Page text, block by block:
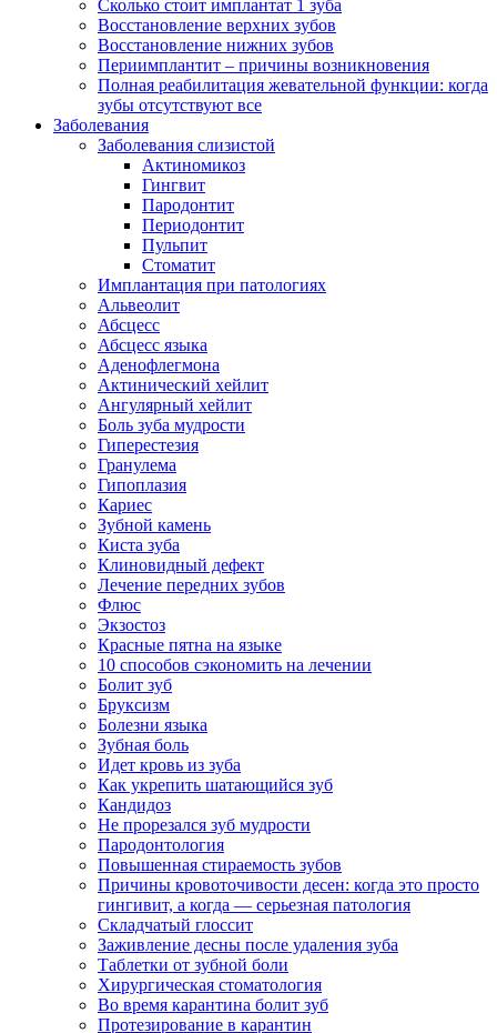
Сколько стоит имплантат 1 зуба
Восстановление верхних зубов
Восстановление нижних зубов
Периимплантит – причины возникновения
Полная реабилитация жевательной функции: когда
зубы отсутствуют все
Заболевания
Заболевания слизистой
Актиномикоз
Гингвит
Пародонтит
Периодонтит
Пульпит
Стоматит
Имплантация при патологиях
Альвеолит
Абсцесс
Абсцесс языка
Аденофлегмона
Актинический хейлит
Ангулярный хейлит
Боль зуба мудрости
Гиперестезия
Гранулема
Гипоплазия
Кариес
Зубной камень
Киста зуба
Клиновидный дефект
Лечение передних зубов
Флюс
Экзостоз
Красные пятна на языке
10 способов сэкономить на лечении
Болит зуб
Бруксизм
Болезни языка
Зубная боль
Идет кровь из зуба
Как укрепить шатающийся зуб
Кандидоз
Не прорезался зуб мудрости
Пародонтология
Повышенная стираемость зубов
Причины кровоточивости десен: когда это просто
гингивит, а когда — серьезная патология
Складчатый глоссит
Заживление десны после удаления зуба
Таблетки от зубной боли
Хирургическая стоматология
Во время карантина болит зуб
Протезирование в карантин